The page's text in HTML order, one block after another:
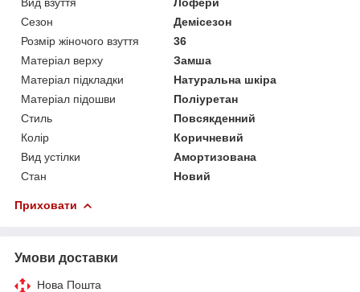
Сезон
Демісезон
Розмір жіночого взуття
36
Матеріал верху
Замша
Матеріал підкладки
Натуральна шкіра
Матеріал підошви
Поліуретан
Стиль
Повсякденний
Колір
Коричневий
Вид устілки
Амортизована
Стан
Новий
Приховати
Умови доставки
Нова Пошта